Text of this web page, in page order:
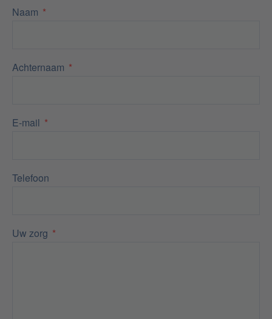
Naam
Achternaam
E-mail
Telefoon
Uw zorg